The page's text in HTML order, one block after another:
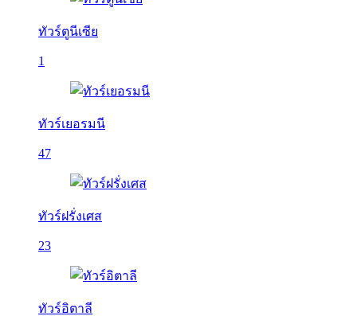
ทัวร์ตูนีเซีย
1
ทัวร์เยอรมนี
47
ทัวร์ฝรั่งเศส
23
ทัวร์อิตาลี